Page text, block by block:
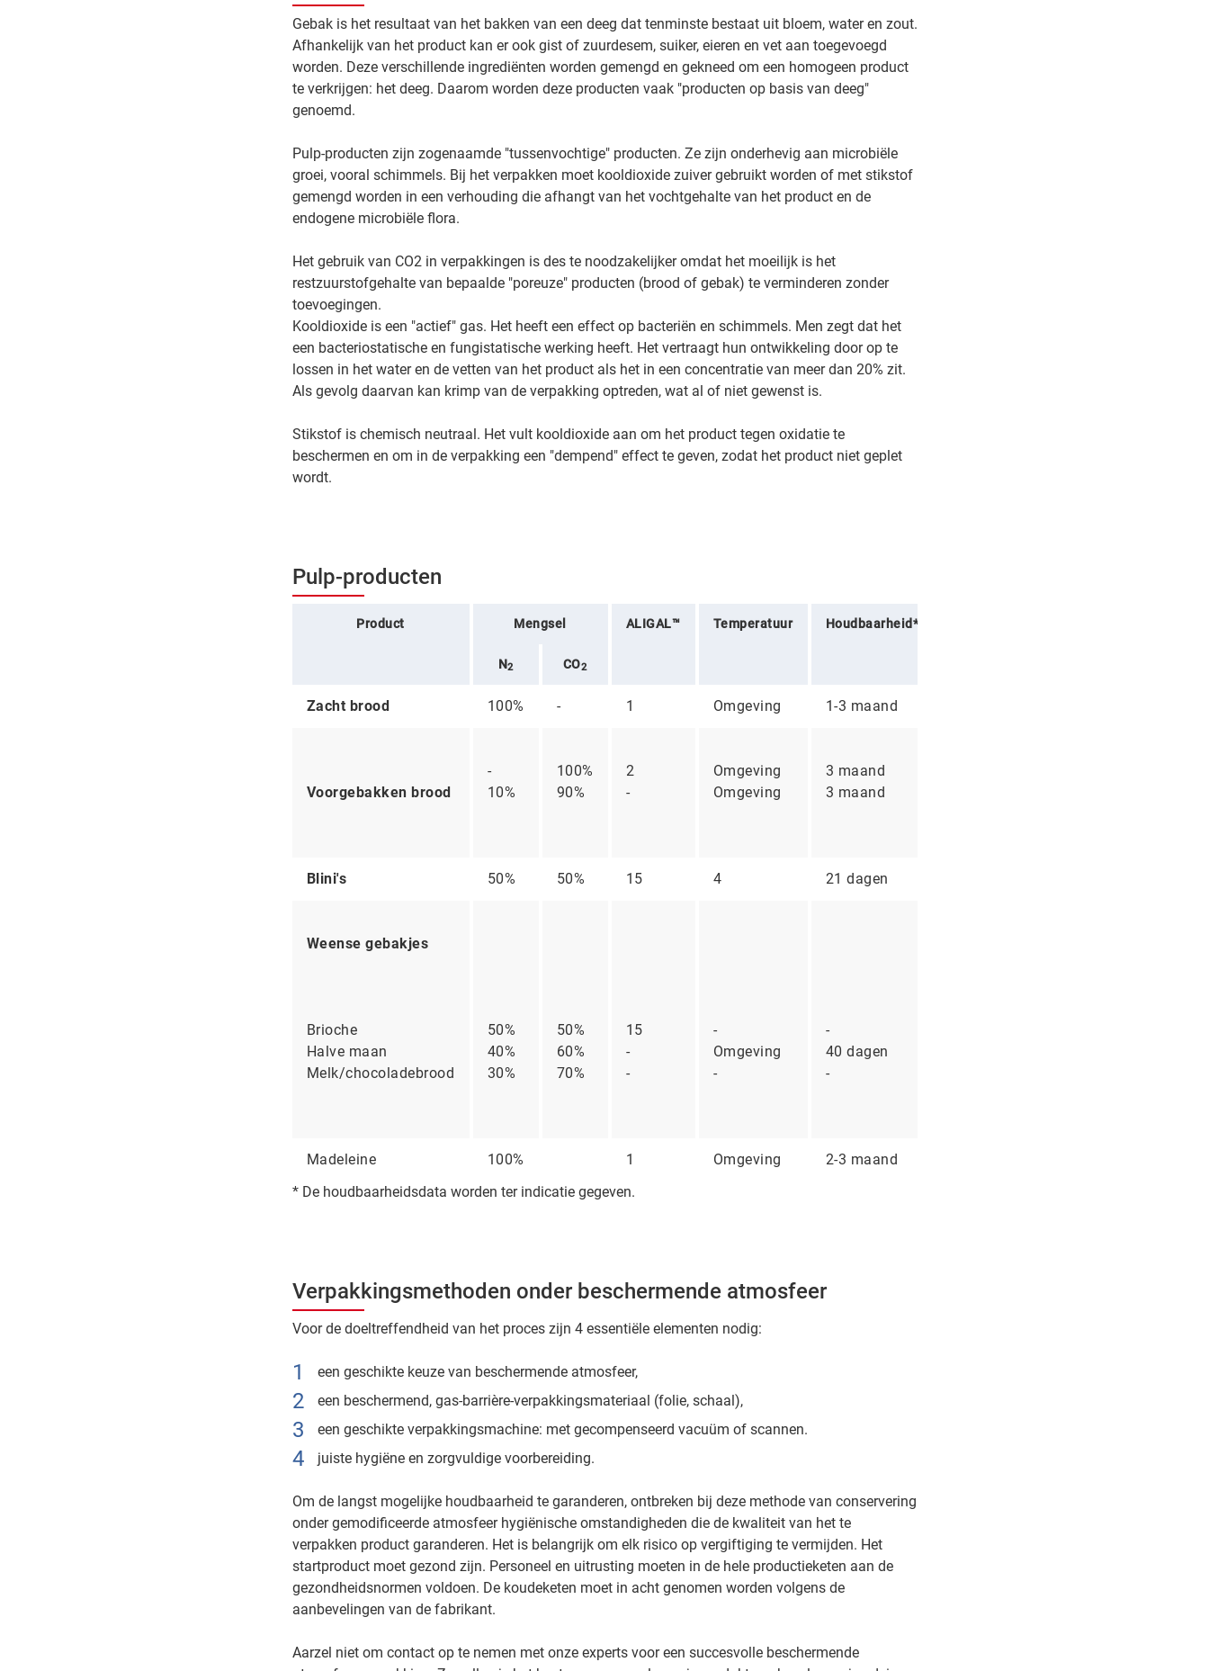
Gebak is het resultaat van het bakken van een deeg dat tenminste bestaat uit bloem, water en zout.
Afhankelijk van het product kan er ook gist of zuurdesem, suiker, eieren en vet aan toegevoegd
worden. Deze verschillende ingrediënten worden gemengd en gekneed om een homogeen product
te verkrijgen: het deeg. Daarom worden deze producten vaak "producten op basis van deeg"
genoemd.
Pulp-producten zijn zogenaamde "tussenvochtige" producten. Ze zijn onderhevig aan microbiële
groei, vooral schimmels. Bij het verpakken moet kooldioxide zuiver gebruikt worden of met stikstof
gemengd worden in een verhouding die afhangt van het vochtgehalte van het product en de
endogene microbiële flora.
Het gebruik van CO2 in verpakkingen is des te noodzakelijker omdat het moeilijk is het
restzuurstofgehalte van bepaalde "poreuze" producten (brood of gebak) te verminderen zonder
toevoegingen.
Kooldioxide is een "actief" gas. Het heeft een effect op bacteriën en schimmels. Men zegt dat het
een bacteriostatische en fungistatische werking heeft. Het vertraagt hun ontwikkeling door op te
lossen in het water en de vetten van het product als het in een concentratie van meer dan 20% zit.
Als gevolg daarvan kan krimp van de verpakking optreden, wat al of niet gewenst is.
Stikstof is chemisch neutraal. Het vult kooldioxide aan om het product tegen oxidatie te
beschermen en om in de verpakking een "dempend" effect te geven, zodat het product niet geplet
wordt.
Pulp-producten
Product Mengsel ALIGAL™ Temperatuur Houdbaarheid*
N2 CO2
Zacht brood 100% - 1 Omgeving 1-3 maand
Voorgebakken brood
-
10%
100%
90%
2
-
Omgeving
Omgeving
3 maand
3 maand
Blini's 50% 50% 15 4 21 dagen
Weense gebakjes
Brioche
Halve maan
Melk/chocoladebrood
50%
40%
30%
50%
60%
70%
15
-
-
-
Omgeving
-
-
40 dagen
-
Madeleine 100% 1 Omgeving
2-3 maand
* De houdbaarheidsdata worden ter indicatie gegeven.
Verpakkingsmethoden onder beschermende atmosfeer
Voor de doeltreffendheid van het proces zijn 4 essentiële elementen nodig:
een geschikte keuze van beschermende atmosfeer,
een beschermend, gas-barrière-verpakkingsmateriaal (folie, schaal),
een geschikte verpakkingsmachine: met gecompenseerd vacuüm of scannen.
juiste hygiëne en zorgvuldige voorbereiding.
Om de langst mogelijke houdbaarheid te garanderen, ontbreken bij deze methode van conservering
onder gemodificeerde atmosfeer hygiënische omstandigheden die de kwaliteit van het te
verpakken product garanderen. Het is belangrijk om elk risico op vergiftiging te vermijden. Het
startproduct moet gezond zijn. Personeel en uitrusting moeten in de hele productieketen aan de
gezondheidsnormen voldoen. De koudeketen moet in acht genomen worden volgens de
aanbevelingen van de fabrikant.
Aarzel niet om contact op te nemen met onze experts voor een succesvolle beschermende